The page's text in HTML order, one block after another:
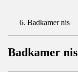
Badkamer nis
Badkamer nis